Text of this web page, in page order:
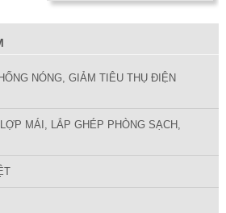
NÓNG, GIẢM TIÊU THỤ ĐIỆN
MÁI, LẮP GHÉP PHÒNG SẠCH,